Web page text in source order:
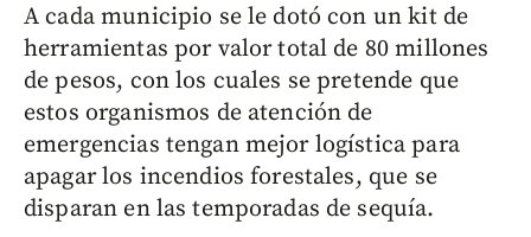
A cada municipio se le dotó con un kit de
herramientas por valor total de 80 millones
de pesos, con los cuales se pretende que
estos organismos de atención de
emergencias tengan mejor logística para
apagar los incendios forestales, que se
disparan en las temporadas de sequía.